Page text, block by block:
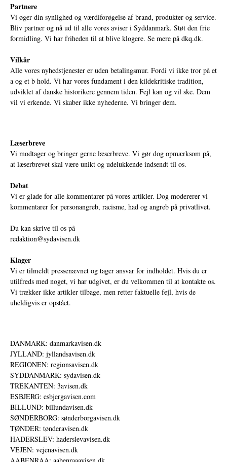
Partnere
Vi øger din synlighed og værdiforøgelse af brand, produkter og service.
Bliv partner og nå ud til alle vores aviser i Syddanmark. Støt den frie
formidling. Vi har friheden til at blive klogere. Se mere på dkq.dk.
Vilkår
Alle vores nyhedstjenester er uden betalingsmur. Fordi vi ikke tror på et
a og et b hold. Vi har vores fundament i den kildekritiske tradition,
udviklet af danske historikere gennem tiden. Fejl kan og vil ske. Dem
vil vi erkende. Vi skaber ikke nyhederne. Vi bringer dem.
Læserbreve
Vi modtager og bringer gerne læserbreve. Vi gør dog opmærksom på,
at læserbrevet skal være unikt og udelukkende indsendt til os.
Debat
Vi er glade for alle kommentarer på vores artikler. Dog modererer vi
kommentarer for personangreb, racisme, had og angreb på privatlivet.
Du kan skrive til os på
redaktion@sydavisen.dk
Klager
Vi er tilmeldt pressenævnet og tager ansvar for indholdet. Hvis du er
utilfreds med noget, vi har udgivet, er du velkommen til at kontakte os.
Vi trækker ikke artikler tilbage, men retter faktuelle fejl, hvis de
uheldigvis er opstået.
DANMARK: danmarkavisen.dk
JYLLAND: jyllandsavisen.dk
REGIONEN: regionsavisen.dk
SYDDANMARK: sydavisen.dk
TREKANTEN: 3avisen.dk
ESBJERG: esbjergavisen.com
BILLUND: billundavisen.dk
SØNDERBORG: sønderborgavisen.dk
TØNDER: tønderavisen.dk
HADERSLEV: haderslevavisen.dk
VEJEN: vejenavisen.dk
AABENRAA: aabenraaavisen.dk